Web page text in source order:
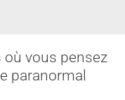
où vous pensez
paranormal